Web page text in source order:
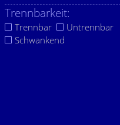
Trennbarkeit:
Trennbar
Untrennbar
Schwankend